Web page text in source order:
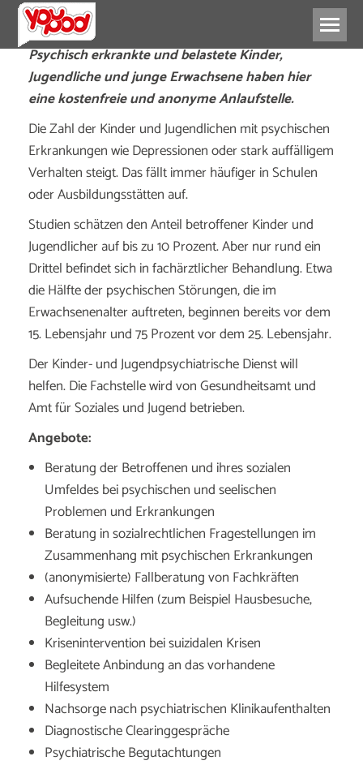
Psychisch erkrankte und belastete Kinder,
Jugendliche und junge Erwachsene haben hier
eine kostenfreie und anonyme Anlaufstelle.
Die Zahl der Kinder und Jugendlichen mit psychischen
Erkrankungen wie Depressionen oder stark auffälligem
Verhalten steigt. Das fällt immer häufiger in Schulen
oder Ausbildungsstätten auf.
Studien schätzen den Anteil betroffener Kinder und
Jugendlicher auf bis zu 10 Prozent. Aber nur rund ein
Drittel befindet sich in fachärztlicher Behandlung. Etwa
die Hälfte der psychischen Störungen, die im
Erwachsenenalter auftreten, beginnen bereits vor dem
15. Lebensjahr und 75 Prozent vor dem 25. Lebensjahr.
Der Kinder- und Jugendpsychiatrische Dienst will
helfen. Die Fachstelle wird von Gesundheitsamt und
Amt für Soziales und Jugend betrieben.
Angebote:
Beratung der Betroffenen und ihres sozialen
Umfeldes bei psychischen und seelischen
Problemen und Erkrankungen
Beratung in sozialrechtlichen Fragestellungen im
Zusammenhang mit psychischen Erkrankungen
(anonymisierte) Fallberatung von Fachkräften
Aufsuchende Hilfen (zum Beispiel Hausbesuche,
Begleitung usw.)
Krisenintervention bei suizidalen Krisen
Begleitete Anbindung an das vorhandene
Hilfesystem
Nachsorge nach psychiatrischen Klinikaufenthalten
Diagnostische Clearinggespräche
Psychiatrische Begutachtungen